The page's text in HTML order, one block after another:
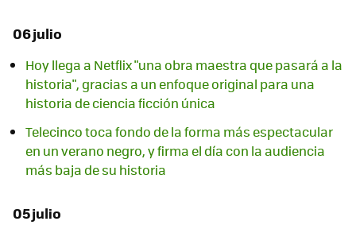
06 julio
Hoy llega a Netflix "una obra maestra que pasará a la
historia", gracias a un enfoque original para una
historia de ciencia ficción única
Telecinco toca fondo de la forma más espectacular
en un verano negro, y firma el día con la audiencia
más baja de su historia
05 julio